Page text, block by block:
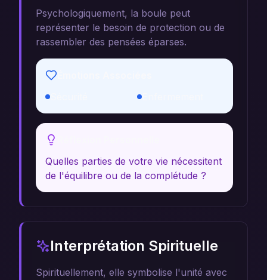
Psychologiquement, la boule peut
représenter le besoin de protection ou de
rassembler des pensées éparses.
Enfermement
Quelles parties de votre vie nécessitent
de l'équilibre ou de la complétude ?
Interprétation Spirituelle
Spirituellement, elle symbolise l'unité avec